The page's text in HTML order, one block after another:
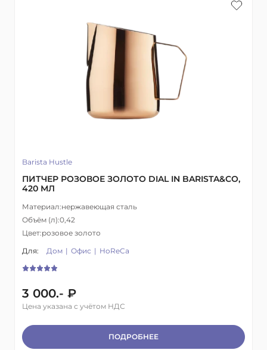
Barista Hustle
ПИТЧЕР РОЗОВОЕ ЗОЛОТО DIAL IN BARISTA&CO,
420 МЛ
Материал:нержавеющая сталь
Объём (л):0,42
Цвет:розовое золото
Для:
Дом Офис HoReCa
3 000.- ₽
Цена указана с учётом НДС
ПОДРОБНЕЕ